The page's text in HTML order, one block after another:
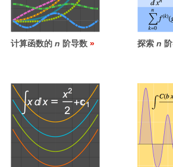
计算函数的 n 阶导数 探索 n